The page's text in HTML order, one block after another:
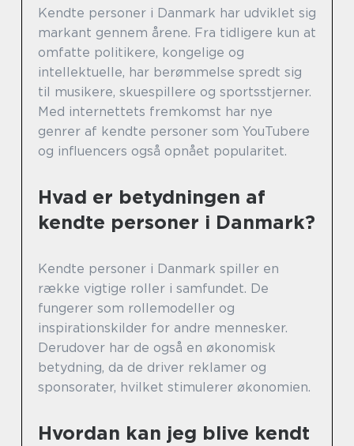
Kendte personer i Danmark har udviklet sig
markant gennem årene. Fra tidligere kun at
omfatte politikere, kongelige og
intellektuelle, har berømmelse spredt sig
til musikere, skuespillere og sportsstjerner.
Med internettets fremkomst har nye
genrer af kendte personer som YouTubere
og influencers også opnået popularitet.
Hvad er betydningen af
kendte personer i Danmark?
Kendte personer i Danmark spiller en
række vigtige roller i samfundet. De
fungerer som rollemodeller og
inspirationskilder for andre mennesker.
Derudover har de også en økonomisk
betydning, da de driver reklamer og
sponsorater, hvilket stimulerer økonomien.
Hvordan kan jeg blive kendt